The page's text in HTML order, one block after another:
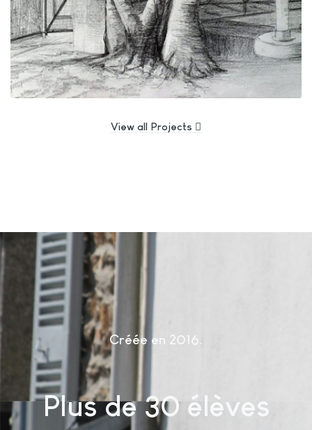
View all Projects
Créée en 2016
Plus de 30 élèves